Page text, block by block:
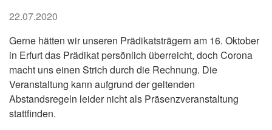
22.07.2020
Gerne hätten wir unseren Prädikatsträgern am 16. Oktober
in Erfurt das Prädikat persönlich überreicht, doch Corona
macht uns einen Strich durch die Rechnung. Die
Veranstaltung kann aufgrund der geltenden
Abstandsregeln leider nicht als Präsenzveranstaltung
stattfinden.